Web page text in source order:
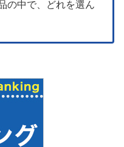
の中で、どれを選ん